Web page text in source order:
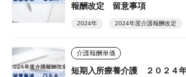
報酬改定 留意事項
2024年 2024年度介護報酬改定
介護報酬単価
短期入所療養介護 ２０２４